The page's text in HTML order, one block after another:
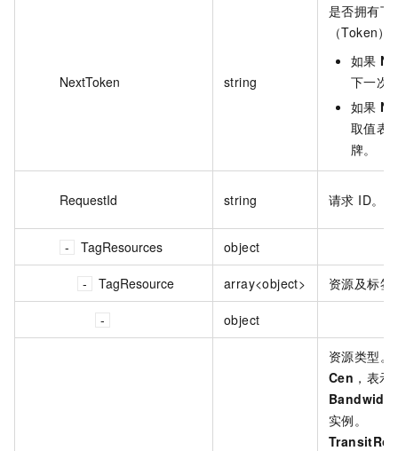
NextToken string
是否拥有下
（Token）
如果
下一次
如果
取值表
牌。
RequestId string 请求 ID。
TagResources object
TagResource array<object> 资源及标签
object
资源类型。
Cen ，表
实例。